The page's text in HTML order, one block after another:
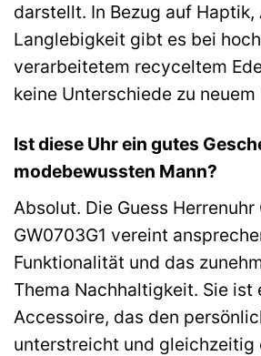
darstellt. In Bezug auf Haptik,
Langlebigkeit gibt es bei
verarbeitetem recyceltem
keine Unterschiede zu neuem
Ist diese Uhr ein gutes
modebewussten Mann?
Absolut. Die Guess Herrenuhr
GW0703G1 vereint
Funktionalität und das
Thema Nachhaltigkeit. Sie ist
Accessoire, das den
unterstreicht und gleichzeitig